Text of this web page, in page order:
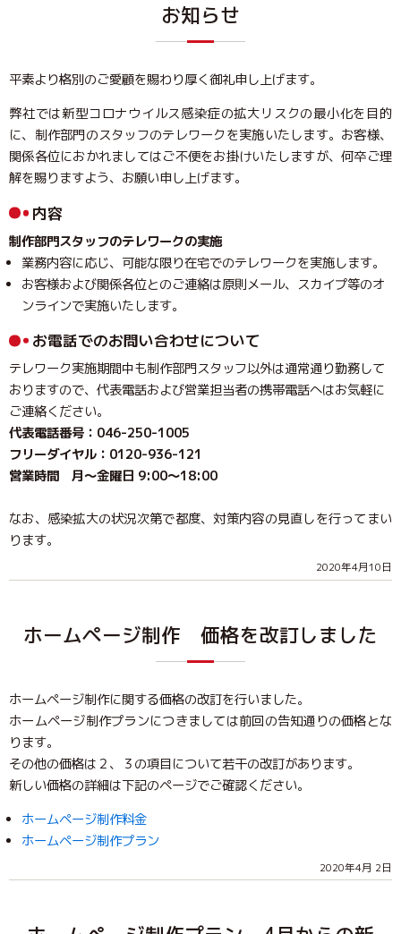
お知らせ
平素より格別のご愛顧を賜わり厚く御礼申し上げます。
弊社では新型コロナウイルス感染症の拡大リスクの最小化を目的
に、制作部門のスタッフのテレワークを実施いたします。お客様、
関係各位におかれましてはご不便をお掛けいたしますが、何卒ご理
解を賜りますよう、お願い申し上げます。
内容
制作部門スタッフのテレワークの実施
業務内容に応じ、可能な限り在宅でのテレワークを実施します。
お客様および関係各位とのご連絡は原則メール、スカイプ等のオ
ンラインで実施いたします。
お電話でのお問い合わせについて
テレワーク実施期間中も制作部門スタッフ以外は通常通り勤務して
おりますので、代表電話および営業担当者の携帯電話へはお気軽に
ご連絡ください。
代表電話番号：046-250-1005
フリーダイヤル：0120-936-121
営業時間 月～金曜日 9:00～18:00
なお、感染拡大の状況次第で都度、対策内容の見直しを行ってまい
ります。
2020年4月10日
ホームページ制作 価格を改訂しました
ホームページ制作に関する価格の改訂を行いました。
ホームページ制作プランにつきましては前回の告知通りの価格とな
ります。
その他の価格は２、３の項目について若干の改訂があります。
新しい価格の詳細は下記のページでご確認ください。
ホームページ制作料金
ホームページ制作プラン
2020年4月 2日